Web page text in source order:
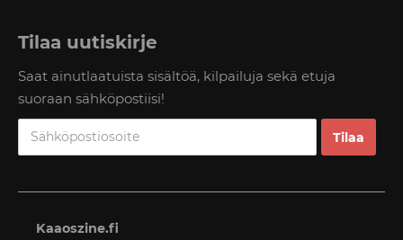
Tilaa uutiskirje
Saat ainutlaatuista sisältöä, kilpailuja sekä etuja
suoraan sähköpostiisi!
Kaaoszine.fi